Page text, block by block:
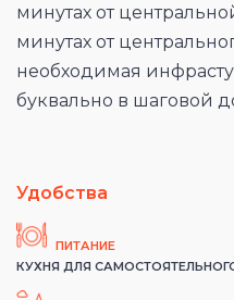
минутах от
минутах от
необходимая
буквально в шаговой
Удобства
ПИТАНИЕ
КУХНЯ ДЛЯ